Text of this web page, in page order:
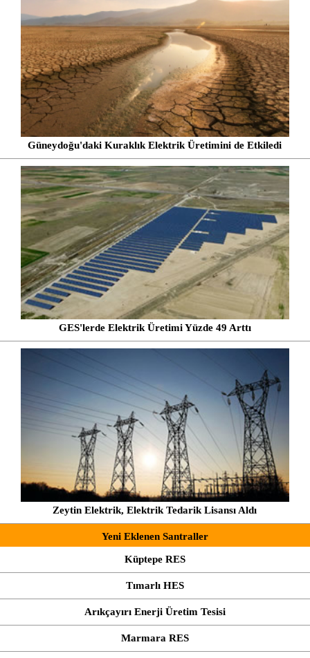
Güneydoğu'daki Kuraklık Elektrik Üretimini de Etkiledi
GES'lerde Elektrik Üretimi Yüzde 49 Arttı
Zeytin Elektrik, Elektrik Tedarik Lisansı Aldı
Yeni Eklenen Santraller
Küptepe RES
Tımarlı HES
Arıkçayırı Enerji Üretim Tesisi
Marmara RES